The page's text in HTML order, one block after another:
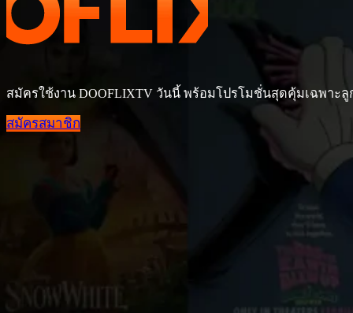
สมัครใช้งาน DOOFLIXTV วันนี้ พร้อมโปรโมชั่นสุดคุ้มเฉพาะ
สมัครสมาชิก
DOOFLIXTV IPTV 4K ดูหนัง ซีรีส์ กีฬาจัดเต็ม เริ่มต้นเ